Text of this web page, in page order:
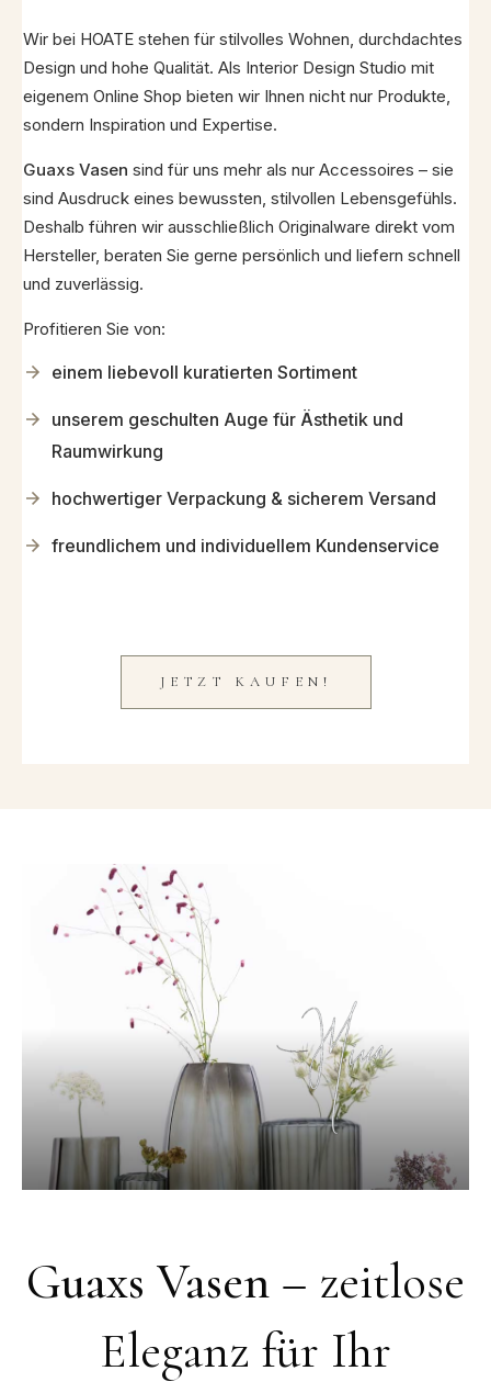
Wir bei HOATE stehen für stilvolles Wohnen, durchdachtes
Design und hohe Qualität. Als Interior Design Studio mit
eigenem Online Shop bieten wir Ihnen nicht nur Produkte,
sondern Inspiration und Expertise.
Guaxs Vasen sind für uns mehr als nur Accessoires – sie
sind Ausdruck eines bewussten, stilvollen Lebensgefühls.
Deshalb führen wir ausschließlich Originalware direkt vom
Hersteller, beraten Sie gerne persönlich und liefern schnell
und zuverlässig.
Profitieren Sie von:
einem liebevoll kuratierten Sortiment
unserem geschulten Auge für Ästhetik und
Raumwirkung
hochwertiger Verpackung & sicherem Versand
freundlichem und individuellem Kundenservice
JETZT KAUFEN!
Guaxs Vasen – zeitlose
Eleganz für Ihr